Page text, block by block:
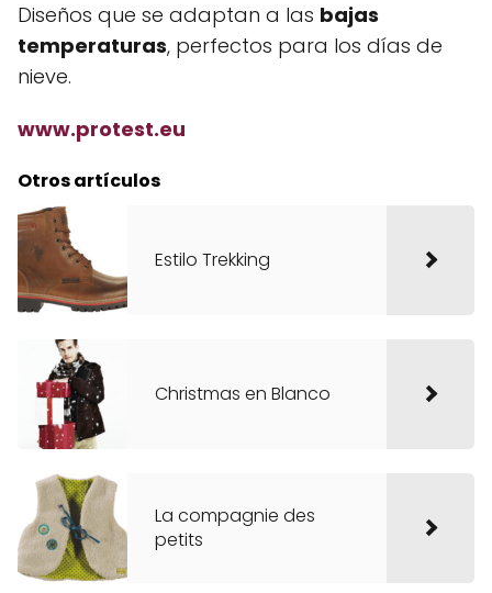
Diseños que se adaptan a las bajas
temperaturas, perfectos para los días de
nieve.
www.protest.eu
Otros artículos
Estilo Trekking
Christmas en Blanco
La compagnie des
petits